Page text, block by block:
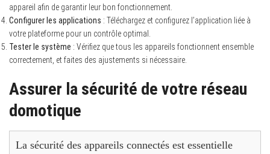
appareil afin de garantir leur bon fonctionnement.
Configurer les applications : Téléchargez et configurez l’application liée à
votre plateforme pour un contrôle optimal.
Tester le système : Vérifiez que tous les appareils fonctionnent ensemble
correctement, et faites des ajustements si nécessaire.
Assurer la sécurité de votre réseau
domotique
La sécurité des appareils connectés est essentielle